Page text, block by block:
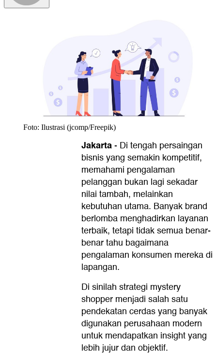
Foto: Ilustrasi (jcomp/Freepik)
Jakarta- Di tengah persaingan
bisnis yang semakin kompetitif,
memahami pengalaman
pelanggan bukan lagi sekadar
nilai tambah, melainkan
kebutuhan utama. Banyak brand
berlomba menghadirkan layanan
terbaik, tetapi tidak semua benar-
benar tahu bagaimana
pengalaman konsumen mereka di
lapangan.
Di sinilah strategi mystery
shopper menjadi salah satu
pendekatan cerdas yang banyak
digunakan perusahaan modern
untuk mendapatkan insight yang
lebih jujur dan objektif.